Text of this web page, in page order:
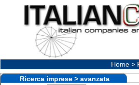
Home >
Ricerca imprese > avanzata